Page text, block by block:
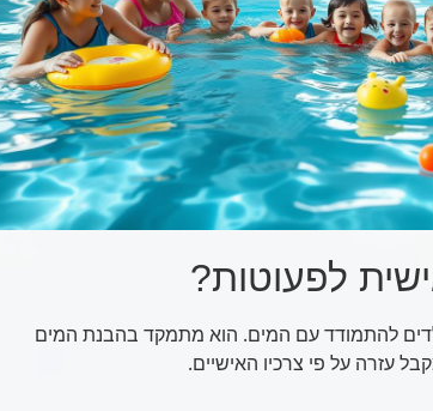
לפעוטות?
להתמודד עם המים. הוא מתמקד בהבנת המים
עזרה על פי צרכיו האישיים.